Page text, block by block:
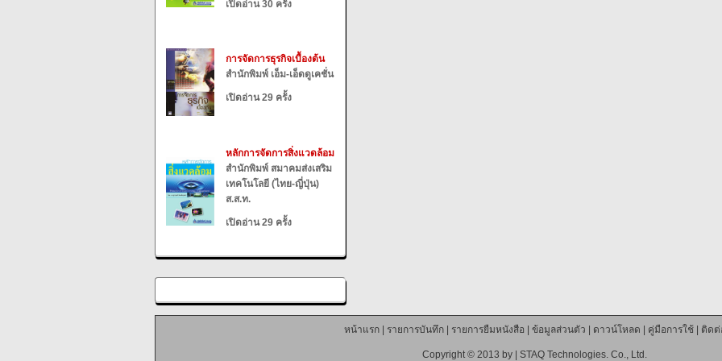
เปิดอ่าน 30 ครั้ง
การจัดการธุรกิจเบื้องต้น
สำนักพิมพ์ เอ็ม-เอ็ดดูเคชั่น
เปิดอ่าน 29 ครั้ง
หลักการจัดการสิ่งแวดล้อม
สำนักพิมพ์ สมาคมส่งเสริม
เทคโนโลยี (ไทย-ญี่ปุ่น)
ส.ส.ท.
เปิดอ่าน 29 ครั้ง
หน้าแรก| รายการบันทึก| รายการยืมหนังสือ ข้อมูลส่วนตัว ดาวน์โหลด คู่มือการใช้| ติดต่
Copyright © 2013 by | STAQ Technologies. Co., Ltd.